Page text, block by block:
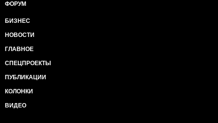
ФОРУМ
БИЗНЕС
НОВОСТИ
ГЛАВНОЕ
СПЕЦПРОЕКТЫ
ПУБЛИКАЦИИ
КОЛОНКИ
ВИДЕО